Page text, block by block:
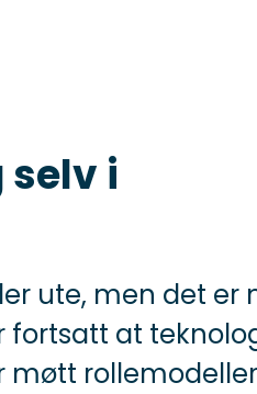
selv i
ute, men det er
at
møtt